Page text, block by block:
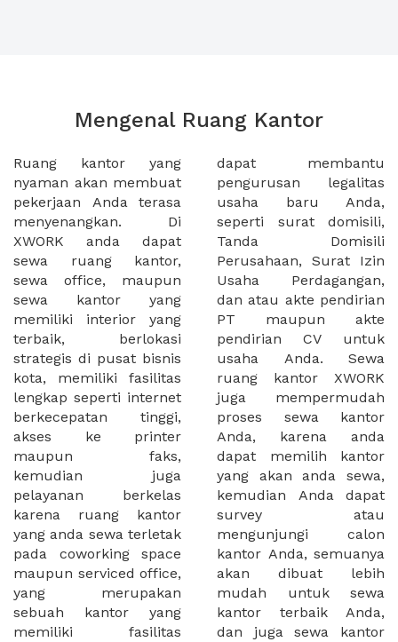
Mengenal Ruang Kantor
Ruang kantor yang
nyaman akan membuat
pekerjaan Anda terasa
menyenangkan. Di
XWORK anda dapat
sewa ruang kantor,
sewa office, maupun
sewa kantor yang
memiliki interior yang
terbaik, berlokasi
strategis di pusat bisnis
kota, memiliki fasilitas
lengkap seperti internet
berkecepatan tinggi,
akses ke printer
maupun faks,
kemudian juga
pelayanan berkelas
karena ruang kantor
yang anda sewa terletak
pada coworking space
maupun serviced office,
yang merupakan
sebuah kantor yang
memiliki fasilitas
dapat membantu
pengurusan legalitas
usaha baru Anda,
seperti surat domisili,
Tanda Domisili
Perusahaan, Surat Izin
Usaha Perdagangan,
dan atau akte pendirian
PT maupun akte
pendirian CV untuk
usaha Anda. Sewa
ruang kantor XWORK
juga mempermudah
proses sewa kantor
Anda, karena anda
dapat memilih kantor
yang akan anda sewa,
kemudian Anda dapat
survey atau
mengunjungi calon
kantor Anda, semuanya
akan dibuat lebih
mudah untuk sewa
kantor terbaik Anda,
dan juga sewa kantor